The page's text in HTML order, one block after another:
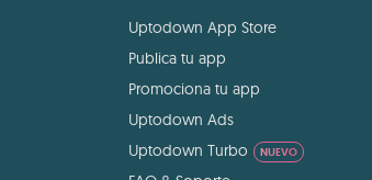
Uptodown App Store
Publica tu app
Promociona tu app
Uptodown Ads
Uptodown Turbo
NUEVO